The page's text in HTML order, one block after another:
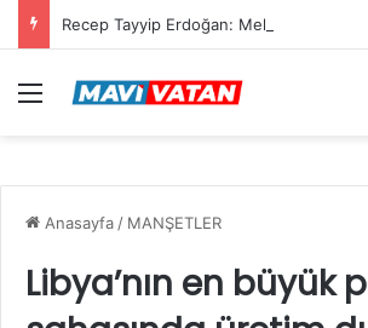
Menü
Anasayfa / MANŞETLER
Libya’nın en büyük